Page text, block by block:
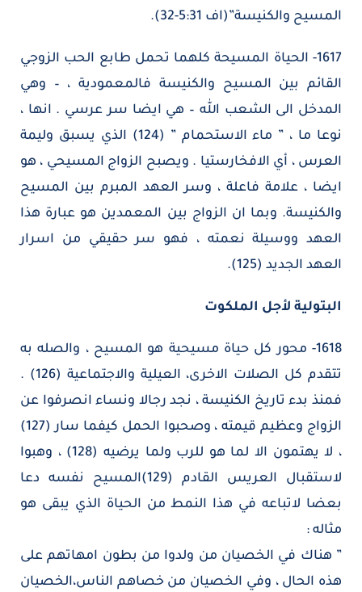
المسيح والكنيسة”(اف 5:31-32).
1617- الحياة المسيحة كلهما تحمل طابع الحب الزوجي
القائم بين المسيح والكنيسة فالمعمودية ، – وهي
المدخل الى الشعب الله – هي ايضا سر عرسي . انها ،
نوعا ما ، ” ماء الاستحمام ” (124) الذي يسبق وليمة
العرس ، أي الافخارستيا . ويصبح الزواج المسيحي ، هو
ايضا ، علامة فاعلة ، وسر العهد المبرم بين المسيح
والكنيسة. وبما ان الزواج بين المعمدين هو عبارة هذا
العهد ووسيلة نعمته ، فهو سر حقيقي من اسرار
العهد الجديد (125).
البتولية لأجل الملكوت
1618- محور كل حياة مسيحية هو المسيح ، والصله به
تتقدم كل الصلات الاخرى، العيلية والاجتماعية (126) .
فمنذ بدء تاريخ الكنيسة ، نجد رجالا ونساء انصرفوا عن
الزواج وعظيم قيمته ، وصحبوا الحمل كيفما سار (127)
، لا يهتمون الا لما هو للرب ولما يرضيه (128) ، وهبوا
لاستقبال العريس القادم (129)المسيح نفسه دعا
بعضا لاتباعه في هذا النمط من الحياة الذي يبقى هو
مثاله :
” هناك في الخصيان من ولدوا من بطون امهاتهم على
هذه الحال ، وفي الخصيان من خصاهم الناس،الخصيان